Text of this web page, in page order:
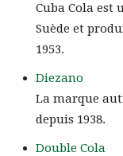
Cuba Cola est
Suède et
1953.
Diezano
La marque
depuis 1938.
Double Cola